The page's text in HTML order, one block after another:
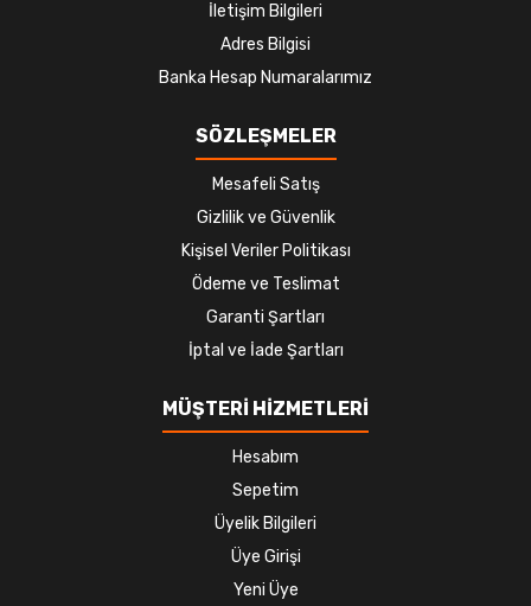
İletişim Bilgileri
Adres Bilgisi
Banka Hesap Numaralarımız
SÖZLEŞMELER
Mesafeli Satış
Gizlilik ve Güvenlik
Kişisel Veriler Politikası
Ödeme ve Teslimat
Garanti Şartları
İptal ve İade Şartları
MÜŞTERİ HİZMETLERİ
Hesabım
Sepetim
Üyelik Bilgileri
Üye Girişi
Yeni Üye